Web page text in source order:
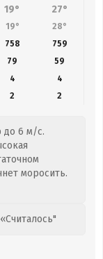
19° 27°
19° 28°
758 759
79 59
4
4
2 2
до 6 м/с.
моросить.